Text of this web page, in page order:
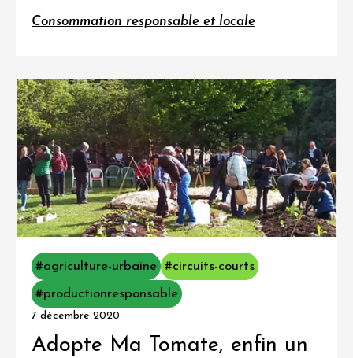
Consommation responsable et locale
#agriculture-urbaine #circuits-courts
#productionresponsable
7 décembre 2020
Adopte Ma Tomate, enfin un